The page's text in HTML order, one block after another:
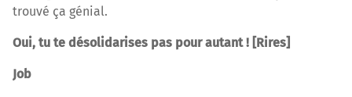
trouvé ça génial.
Oui, tu te désolidarises pas pour autant ! [Rires]
Job